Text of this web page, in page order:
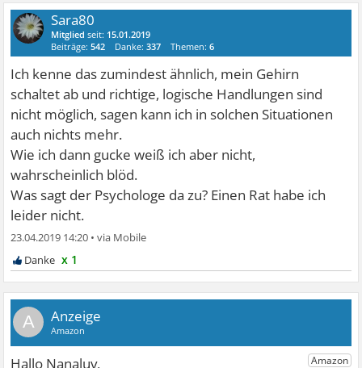
Sara80
Mitglied seit: 15.01.2019
Beiträge:542 Danke:337 Themen:6
Ich kenne das zumindest ähnlich, mein Gehirn
schaltet ab und richtige, logische Handlungen sind
nicht möglich, sagen kann ich in solchen Situationen
auch nichts mehr.
Wie ich dann gucke weiß ich aber nicht,
wahrscheinlich blöd.
Was sagt der Psychologe da zu? Einen Rat habe ich
leider nicht.
23.04.2019 14:20 •
x 1
A